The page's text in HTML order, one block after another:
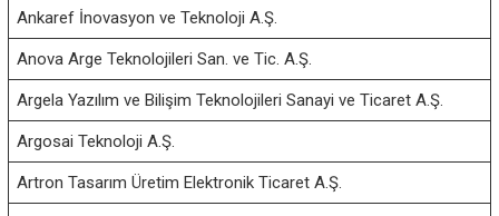
ü
e
n
l
i
k
K
Ankaref İnovasyon ve Teknoloji A.Ş.
Anova Arge Teknolojileri San. ve Tic. A.Ş.
Argela Yazılım ve Bilişim Teknolojileri Sanayi ve Ticaret A.Ş.
Argosai Teknoloji A.Ş.
Artron Tasarım Üretim Elektronik Ticaret A.Ş.